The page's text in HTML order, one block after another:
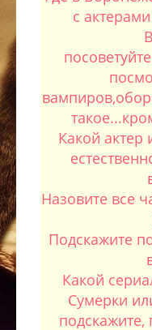
с
Какой актер
Назовите все
Подскажите
Какой
Сумерки